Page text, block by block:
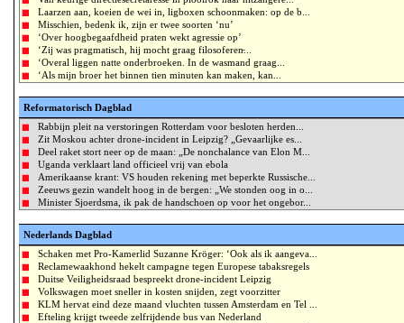
Laarzen aan, koeien de wei in, ligboxen schoonmaken: op de b...
Misschien, bedenk ik, zijn er twee soorten ‘nu’
‘Over hoogbegaafdheid praten wekt agressie op’
‘Zij was pragmatisch, hij mocht graag filosoferen̵...
‘Overal liggen natte onderbroeken. In de wasmand graag...
‘Als mijn broer het binnen tien minuten kan maken, kan...
Reformatorisch Dagblad
Rabbijn pleit na verstoringen Rotterdam voor besloten herden...
Zit Moskou achter drone-incident in Leipzig? „Gevaarlijke es...
Deel raket stort neer op de maan: „De nonchalance van Elon M...
Uganda verklaart land officieel vrij van ebola
Amerikaanse krant: VS houden rekening met beperkte Russische...
Zeeuws gezin wandelt hoog in de bergen: „We stonden oog in o...
Minister Sjoerdsma, ik pak de handschoen op voor het ongebor...
Nederlands Dagblad
Schaken met Pro-Kamerlid Suzanne Kröger: ‘Ook als ik aangeva...
Reclamewaakhond hekelt campagne tegen Europese tabaksregels
Duitse Veiligheidsraad bespreekt drone-incident Leipzig
Volkswagen moet sneller in kosten snijden, zegt voorzitter
KLM hervat eind deze maand vluchten tussen Amsterdam en Tel ...
Efteling krijgt tweede zelfrijdende bus van Nederland